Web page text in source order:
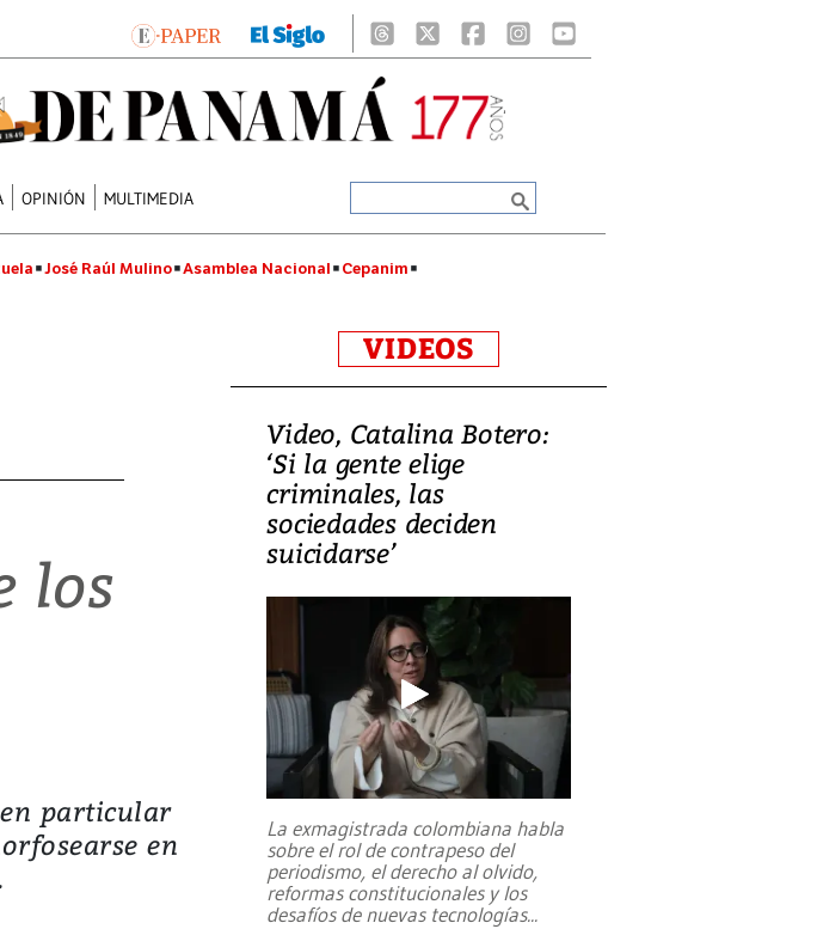
OPINIÓN MULTIMEDIA
José Raúl Mulino Asamblea Nacional Cepanim
los
particular
en
VIDEOS
Video, Catalina Botero:
‘Si la gente elige
criminales, las
sociedades deciden
suicidarse’
La exmagistrada colombiana habla
sobre el rol de contrapeso del
periodismo, el derecho al olvido,
reformas constitucionales y los
desafíos de nuevas tecnologías...